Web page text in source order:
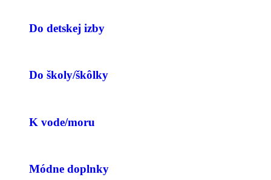
Do detskej izby
Do školy/škôlky
K vode/moru
Módne doplnky